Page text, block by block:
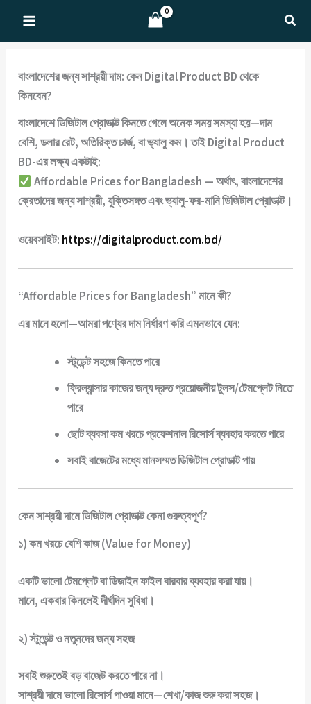
বাংলাদেশের জন্য সাশ্রয়ী দাম: কেন Digital Product BD থেকে
কিনবেন?
বাংলাদেশে ডিজিটাল প্রোডাক্ট কিনতে গেলে অনেক সময় সমস্যা হয়—দাম
বেশি,ডলার রেট,অতিরিক্ত চার্জ, বাভ্যালু কম। তাইDigital Product
BD-এর লক্ষ্য একটাই:
Affordable Prices for Bangladesh — অর্থাৎ, বাংলাদেশের
ক্রেতাদের জন্যসাশ্রয়ী, যুক্তিসঙ্গত এবং ভ্যালু-ফর-মানিডিজিটাল প্রোডাক্ট।
ওয়েবসাইট: https://digitalproduct.com.bd/
“Affordable Prices for Bangladesh” মানে কী?
এর মানে হলো—আমরা পণ্যের দাম নির্ধারণ করি এমনভাবে যেন:
স্টুডেন্টসহজে কিনতে পারে
ফ্রিল্যান্সারকাজের জন্য দ্রুত প্রয়োজনীয় টুলস/টেমপ্লেট নিতে
পারে
ছোট ব্যবসাকম খরচে প্রফেশনাল রিসোর্স ব্যবহার করতে পারে
সবাইবাজেটের মধ্যেমানসম্মত ডিজিটাল প্রোডাক্ট পায়
কেন সাশ্রয়ী দামে ডিজিটাল প্রোডাক্ট কেনা গুরুত্বপূর্ণ?
১) কম খরচে বেশি কাজ (Value for Money)
একটি ভালো টেমপ্লেট বা ডিজাইন ফাইল বারবার ব্যবহার করা যায়।
মানে,একবার কিনলেই দীর্ঘদিন সুবিধা।
২) স্টুডেন্ট ও নতুনদের জন্য সহজ
সবাই শুরুতেই বড় বাজেট করতে পারে না।
সাশ্রয়ী দামে ভালো রিসোর্স পাওয়া মানে—শেখা/কাজ শুরু করা সহজ।